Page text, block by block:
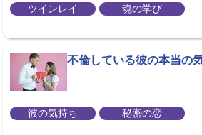
ツインレイ 魂の学び
不倫している彼の本当の
彼の気持ち 秘密の恋